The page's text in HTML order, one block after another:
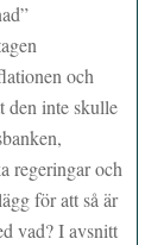
och
den inte skulle
regeringar och
för att så är
vad? I avsnitt